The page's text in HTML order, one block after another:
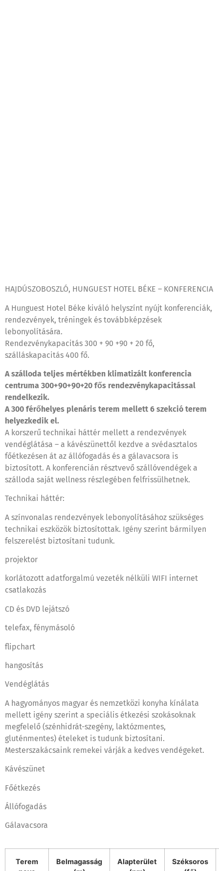
HAJDÚSZOBOSZLÓ, HUNGUEST HOTEL BÉKE – KONFERENCIA
A Hunguest Hotel Béke kiváló helyszínt nyújt konferenciák,
rendezvények, tréningek és továbbképzések
lebonyolítására.
Rendezvénykapacitás 300 + 90 +90 + 20 fő,
szálláskapacitás 400 fő.
A szálloda teljes mértékben klimatizált konferencia
centruma 300+90+90+20 fős rendezvénykapacitással
rendelkezik.
A 300 férőhelyes plenáris terem mellett 6 szekció terem
helyezkedik el.
A korszerű technikai háttér mellett a rendezvények
vendéglátása – a kávészünettől kezdve a svédasztalos
főétkezésen át az állófogadás és a gálavacsora is
biztosított. A konferencián résztvevő szállóvendégek a
szálloda saját wellness részlegében felfrissülhetnek.
Technikai háttér:
A színvonalas rendezvények lebonyolításához szükséges
technikai eszközök biztosítottak. Igény szerint bármilyen
felszerelést biztosítani tudunk.
projektor
korlátozott adatforgalmú vezeték nélküli WIFI internet
csatlakozás
CD és DVD lejátszó
telefax, fénymásoló
flipchart
hangosítás
Vendéglátás
A hagyományos magyar és nemzetközi konyha kínálata
mellett igény szerint a speciális étkezési szokásoknak
megfelelő (szénhidrát-szegény, laktózmentes,
gluténmentes) ételeket is tudunk biztosítani.
Mesterszakácsaink remekei várják a kedves vendégeket.
Kávészünet
Főétkezés
Állófogadás
Gálavacsora
Terem
Belmagasság
Alapterület
Széksoros